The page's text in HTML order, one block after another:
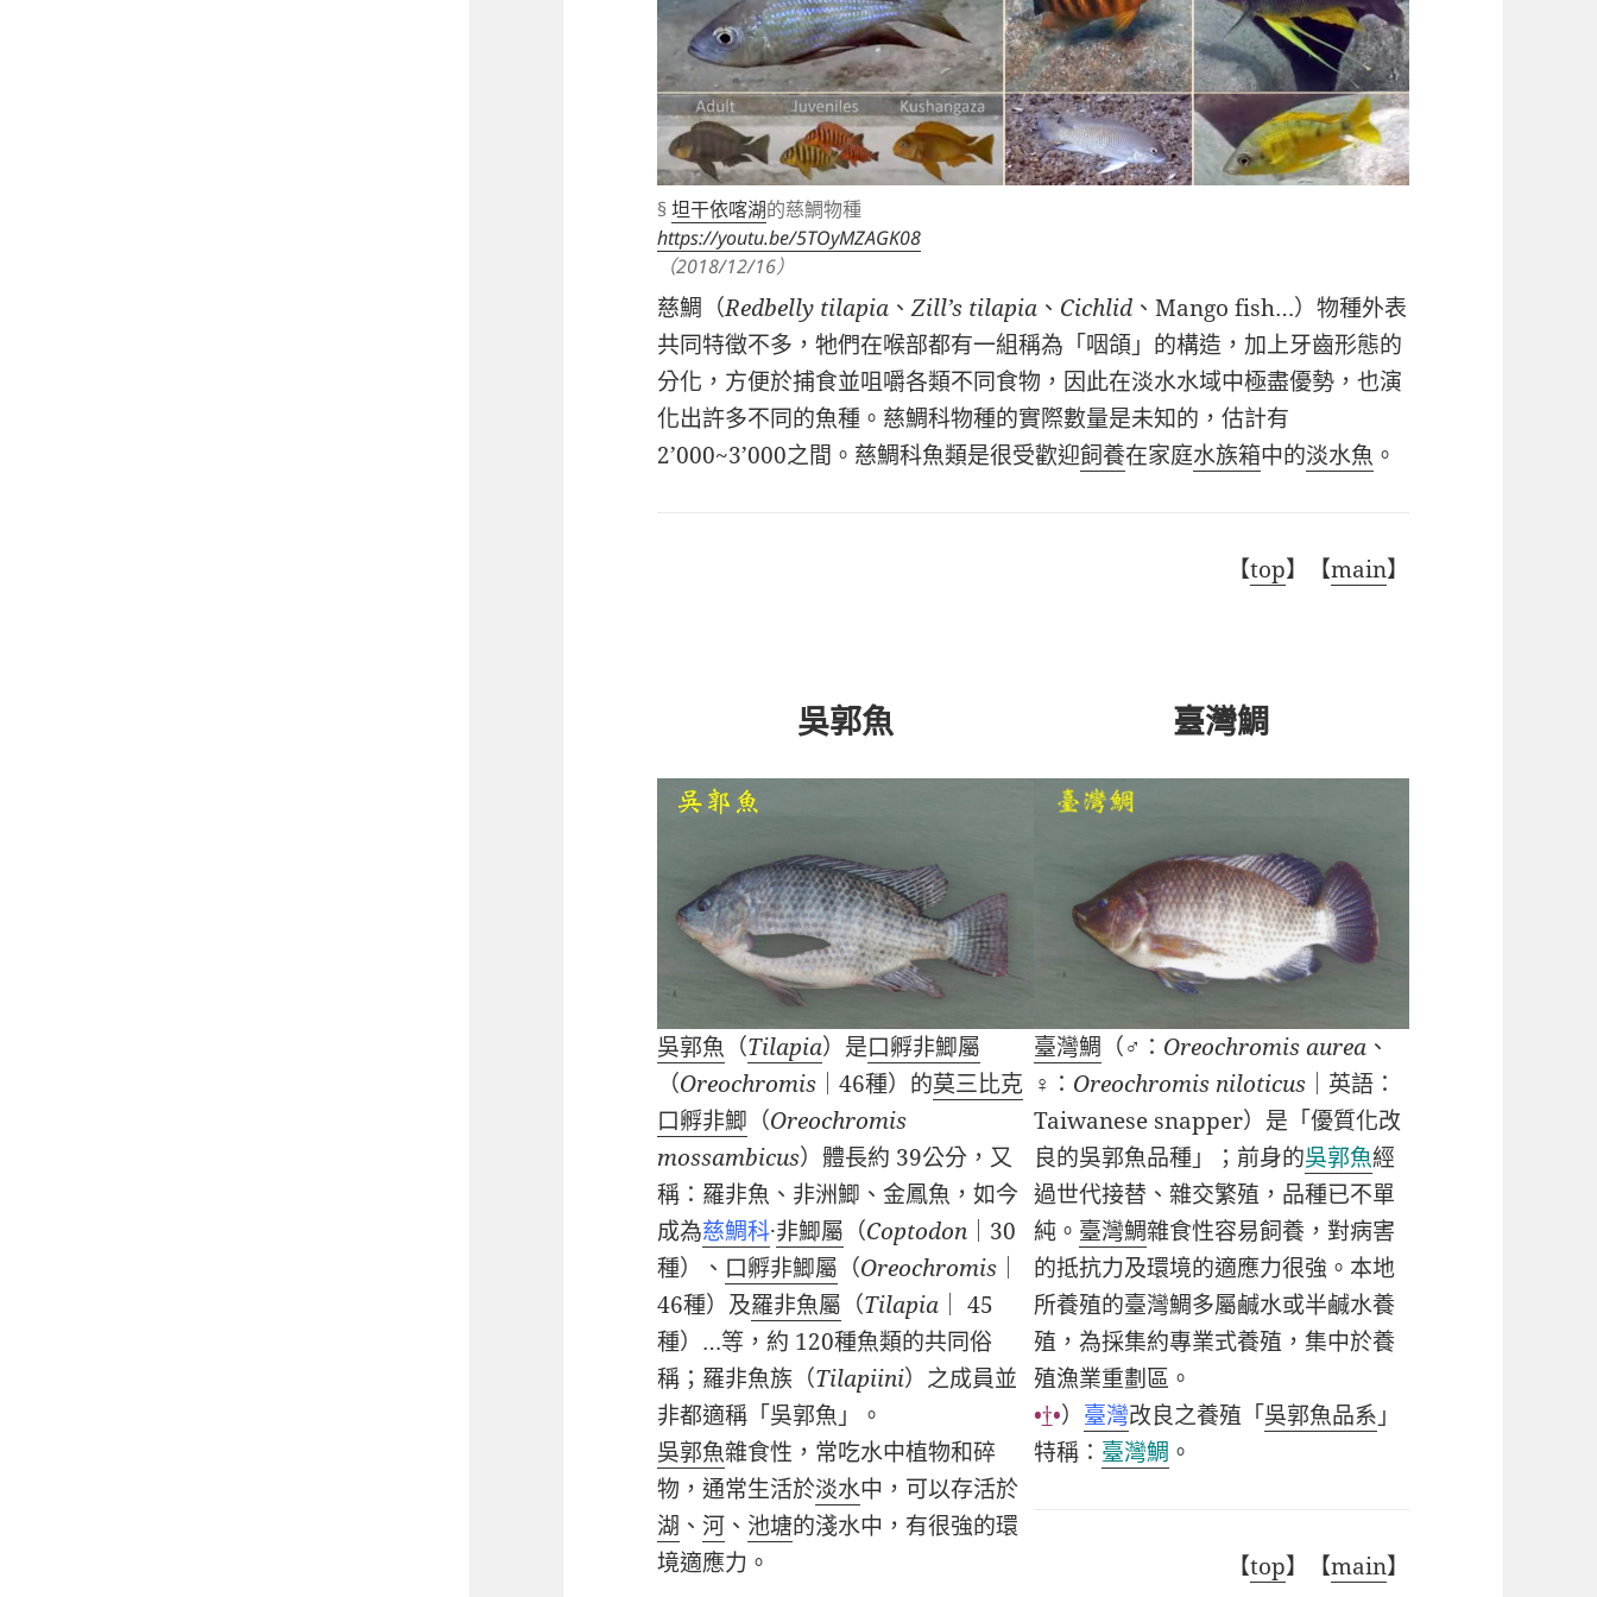
§坦干依喀湖的慈鯛物種
https://youtu.be/5TOyMZAGK08
（2018/12/16）
慈鯛（Redbelly tilapia 、Zill’s tilapia 、 Cichlid 、Mango fish…）物種外表
共同特徵不多，牠們在喉部都有一組稱為「咽頜」的構造，加上牙齒形態的
分化，方便於捕食並咀嚼各類不同食物，因此在淡水水域中極盡優勢，也演
化出許多不同的魚種。慈鯛科物種的實際數量是未知的，估計有
2’000~3’000之間。慈鯛科魚類是很受歡迎飼養在家庭水族箱中的淡水魚 。
【top】【main】
吳郭魚
吳郭魚 （Tilapia）是口孵非鯽屬
（Oreochromis ｜46種）的莫三比克
口孵非鯽 （Oreochromis
mossambicus）體長約 39公分，又
稱：羅非魚、非洲鯽、金鳳魚，如今
成為慈鯛科·非鯽屬 （Coptodon
30
種）、 口孵非鯽屬 （Oreochromis
46種）及羅非魚屬 （Tilapia
45
種） …等，約 120種魚類的共同俗
稱；羅非魚族（Tilapiini）之成員並
非都適稱「吳郭魚」。
吳郭魚雜食性，常吃水中植物和碎
物，通常生活於淡水中，可以存活於
湖 、河 、 池塘的淺水中，有很強的環
境適應力。
臺灣鯛
臺灣鯛 （♂： Oreochromis aurea、
♀： Oreochromis niloticus｜英語：
Taiwanese snapper）是「優質化改
良的吳郭魚品種」；前身的吳郭魚經
過世代接替、雜交繁殖，品種已不單
純。 臺灣鯛雜食性容易飼養，對病害
的抵抗力及環境的適應力很強。本地
所養殖的臺灣鯛多屬鹹水或半鹹水養
殖，為採集約專業式養殖，集中於養
殖漁業重劃區。
•†•） 臺灣改良之養殖「吳郭魚品系 」
特稱： 臺灣鯛 。
【top】【main】